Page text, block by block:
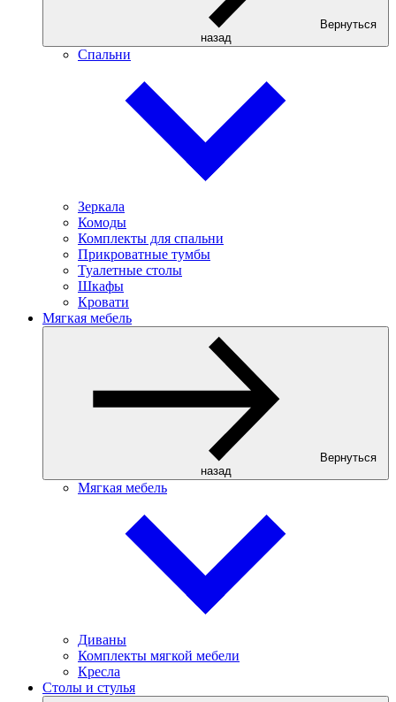
Вернуться
назад
Спальни
Зеркала
Комоды
Комплекты для спальни
Прикроватные тумбы
Туалетные столы
Шкафы
Кровати
Мягкая мебель
Вернуться
назад
Мягкая мебель
Диваны
Комплекты мягкой мебели
Кресла
Столы и стулья